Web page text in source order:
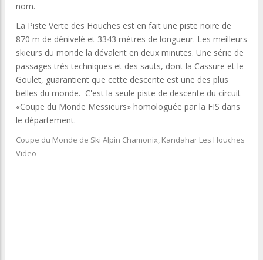
nom.
La Piste Verte des Houches est en fait une piste noire de
870 m de dénivelé et 3343 mètres de longueur. Les meilleurs
skieurs du monde la dévalent en deux minutes. Une série de
passages très techniques et des sauts, dont la Cassure et le
Goulet, guarantient que cette descente est une des plus
belles du monde. C'est la seule piste de descente du circuit
«Coupe du Monde Messieurs» homologuée par la FIS dans
le département.
Coupe du Monde de Ski Alpin Chamonix, Kandahar Les Houches
Video